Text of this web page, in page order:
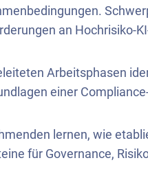
an Hochrisiko-
Arbeitsphasen
einer
lernen, wie
für Governance,